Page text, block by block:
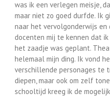
was ik een verlegen meisje,
maar niet zo goed durfde. Ik
naar het vervolgonderwijs
docenten mij te kennen dat
het zaadje was geplant.
helemaal mijn ding. Ik vond
verschillende personages te
diepen, maar ook om zelf
schooltijd kreeg ik de